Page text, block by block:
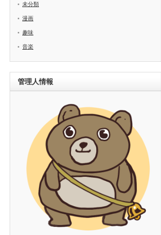
未分類
漫画
趣味
音楽
管理人情報